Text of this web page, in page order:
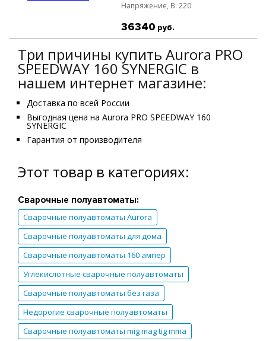
Напряжение, B:220
36340 руб.
Три причины купить Aurora PRO
SPEEDWAY 160 SYNERGIC в
нашем интернет магазине:
Доставка по всей России
Выгодная цена на Aurora PRO SPEEDWAY 160
SYNERGIC
Гарантия от производителя
Этот товар в категориях:
Сварочные полуавтоматы:
Сварочные полуавтоматы Aurora
Сварочные полуавтоматы для дома
Сварочные полуавтоматы 160 ампер
Углекислотные сварочные полуавтоматы
Сварочные полуавтоматы без газа
Недорогие сварочные полуавтоматы
Сварочные полуавтоматы mig mag tig mma